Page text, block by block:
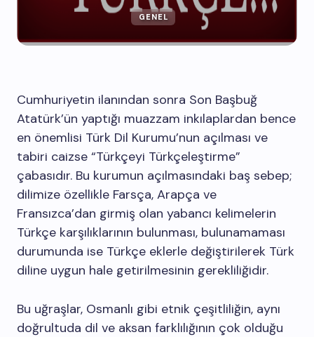
GENEL
Cumhuriyetin ilanından sonra Son Başbuğ
Atatürk’ün yaptığı muazzam inkılaplardan bence
en önemlisi Türk Dil Kurumu’nun açılması ve
tabiri caizse “Türkçeyi Türkçeleştirme”
çabasıdır. Bu kurumun açılmasındaki baş sebep;
dilimize özellikle Farsça, Arapça ve
Fransızca’dan girmiş olan yabancı kelimelerin
Türkçe karşılıklarının bulunması, bulunamaması
durumunda ise Türkçe eklerle değiştirilerek Türk
diline uygun hale getirilmesinin gerekliliğidir.
Bu uğraşlar, Osmanlı gibi etnik çeşitliliğin, aynı
doğrultuda dil ve aksan farklılığının çok olduğu